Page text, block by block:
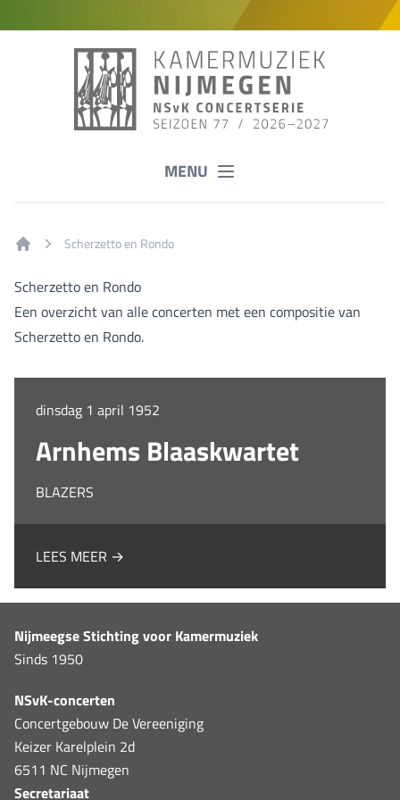
MENU
Scherzetto en Rondo
Scherzetto en Rondo
Een overzicht van alle concerten met een compositie van
Scherzetto en Rondo.
dinsdag 1 april 1952
Arnhems Blaaskwartet
BLAZERS
LEES MEER →
Nijmeegse Stichting voor Kamermuziek
Sinds 1950
NSvK-concerten
Concertgebouw De Vereeniging
Keizer Karelplein 2d
6511 NC Nijmegen
Secretariaat